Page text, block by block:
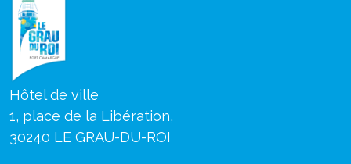
Hôtel de ville
1, place de la Libération,
30240 LE GRAU-DU-ROI